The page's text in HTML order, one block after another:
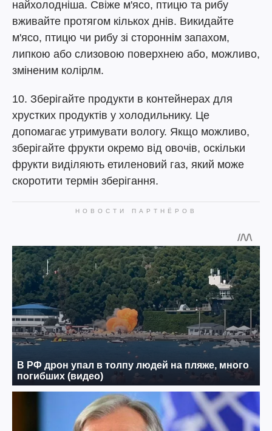
найхолодніша. Свіже м'ясо, птицю та рибу
вживайте протягом кількох днів. Викидайте
м'ясо, птицю чи рибу зі стороннім запахом,
липкою або слизовою поверхнею або, можливо,
зміненим колірлм.
10. Зберігайте продукти в контейнерах для
хрустких продуктів у холодильнику. Це
допомагає утримувати вологу. Якщо можливо,
зберігайте фрукти окремо від овочів, оскільки
фрукти виділяють етиленовий газ, який може
скоротити термін зберігання.